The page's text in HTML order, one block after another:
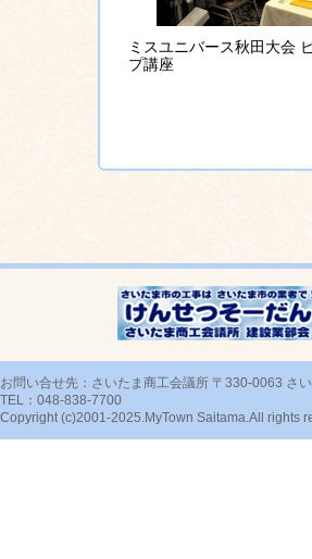
ミスユニバース秋田大会
プ講座
お問い合せ先：さいたま商工会議所 〒330-0063 さ
TEL：048-838-7700
Copyright (c)2001-2025.MyTown Saitama.All rights